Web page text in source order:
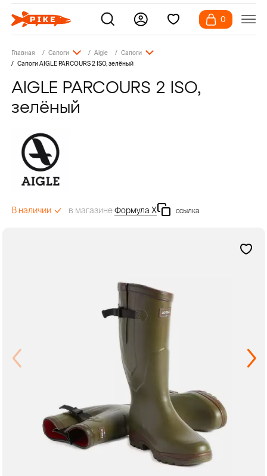
0
Главная Сапоги Aigle
Сапоги
Сапоги AIGLE PARCOURS 2 ISO, зелёный
AIGLE PARCOURS 2 ISO,
зелёный
В наличии в магазинеФормула Х ссылка